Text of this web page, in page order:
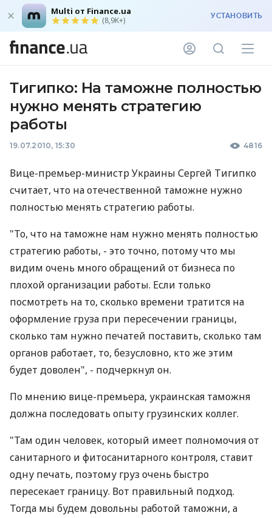
Multi от Finance.ua
(8,9K+) УСТАНОВИТЬ
Тигипко: На таможне полностью
нужно менять стратегию
работы
19.07.2010, 15:30 4816
Вице-премьер-министр Украины Сергей Тигипко
считает, что на отечественной таможне нужно
полностью менять стратегию работы.
"То, что на таможне нам нужно менять полностью
стратегию работы, - это точно, потому что мы
видим очень много обращений от бизнеса по
плохой организации работы. Если только
посмотреть на то, сколько времени тратится на
оформление груза при пересечении границы,
сколько там нужно печатей поставить, сколько там
органов работает, то, безусловно, кто же этим
будет доволен", - подчеркнул он.
По мнению вице-премьера, украинская таможня
должна последовать опыту грузинских коллег.
"Там один человек, который имеет полномочия от
санитарного и фитосанитарного контроля, ставит
одну печать, поэтому груз очень быстро
пересекает границу. Вот правильный подход.
Тогда мы будем довольны работой таможни, а